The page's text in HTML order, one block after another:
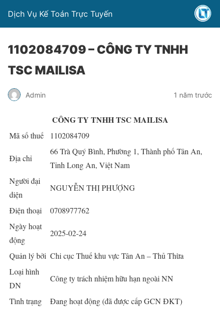
Dịch Vụ Kế Toán Trực Tuyến
1102084709 – CÔNG TY TNHH
TSC MAILISA
Admin 1 năm trước
CÔNG TY TNHH TSC MAILISA
Mã số thuế 1102084709
Địa chỉ
66 Trà Quý Bình, Phường 1, Thành phố Tân An,
Tỉnh Long An, Việt Nam
Người đại
diện
NGUYỄN THỊ PHƯỢNG
Điện thoại
0708977762
Ngày hoạt
động
2025-02-24
Quản lý bởi Chi cục Thuế khu vực Tân An – Thủ Thừa
Loại hình
DN
Công ty trách nhiệm hữu hạn ngoài NN
Tình trạng
Đang hoạt động (đã được cấp GCN ĐKT)